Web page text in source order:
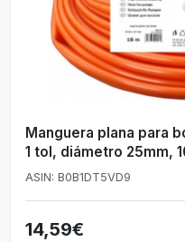
Manguera plana para
1 tol, diámetro 25mm,
ASIN: B0B1DT5VD9
14,59€